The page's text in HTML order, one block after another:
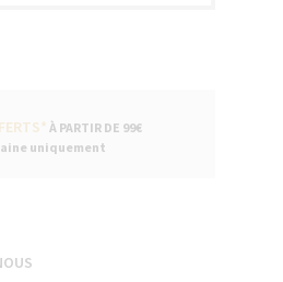
À PARTIR DE 99€
uniquement